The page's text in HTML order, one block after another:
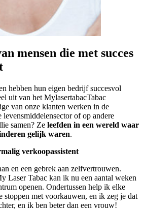
mensen die met succes
hebben hun eigen bedrijf succesvol
uit van het MylasertabacTabac
van onze klanten werken in de
levensmiddelensector of op andere
samen? Ze leefden in een wereld waar
gelijk waren.
verkoopassistent
en een gebrek aan zelfvertrouwen.
Laser Tabac kan ik nu een aantal weken
openen. Ondertussen help ik elke
stoppen met voorkauwen, en ik zeg je dat
en ik ben beter dan een vrouw!